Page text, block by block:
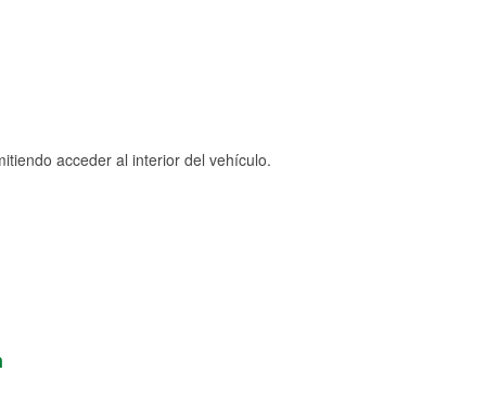
acceder al interior del vehículo.